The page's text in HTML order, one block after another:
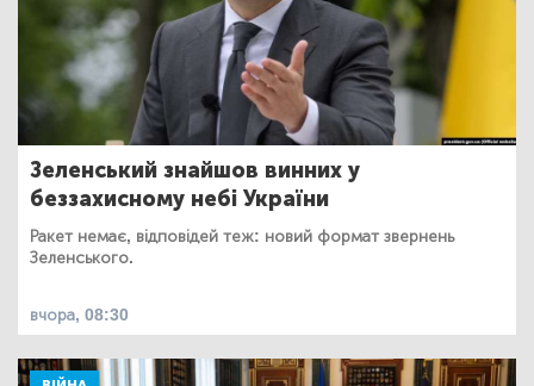
Зеленський знайшов винних у
беззахисному небі України
Ракет немає, відповідей теж: новий формат звернень
Зеленського.
вчора, 08:30